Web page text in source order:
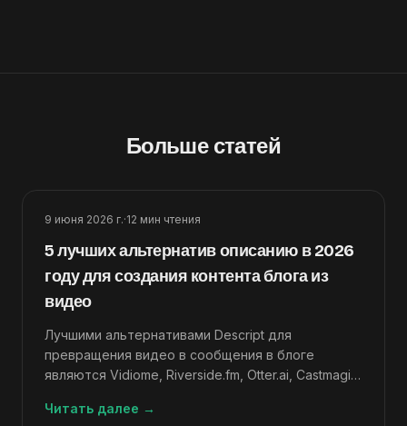
Больше статей
9 июня 2026 г.·12 мин чтения
5 лучших альтернатив описанию в 2026
году для создания контента блога из
видео
Лучшими альтернативами Descript для
превращения видео в сообщения в блоге
являются Vidiome, Riverside.fm, Otter.ai, Castmagic
качеству вывода видео в статью.
Читать далее →